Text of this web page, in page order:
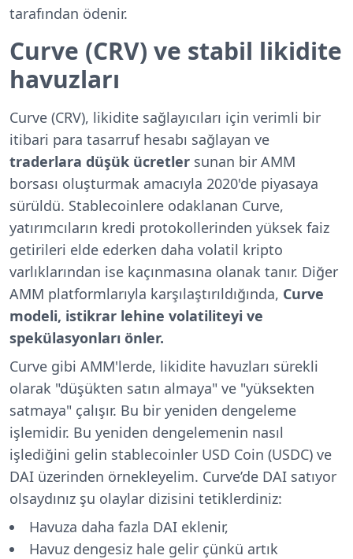
tarafından ödenir.
Curve (CRV) ve stabil likidite
havuzları
Curve (CRV), likidite sağlayıcıları için verimli bir
itibari para tasarruf hesabı sağlayan ve
traderlara düşük ücretler sunan bir AMM
borsası oluşturmak amacıyla 2020'de piyasaya
sürüldü. Stablecoinlere odaklanan Curve,
yatırımcıların kredi protokollerinden yüksek faiz
getirileri elde ederken daha volatil kripto
varlıklarından ise kaçınmasına olanak tanır. Diğer
AMM platformlarıyla karşılaştırıldığında, Curve
modeli, istikrar lehine volatiliteyi ve
spekülasyonları önler.
Curve gibi AMM'lerde, likidite havuzları sürekli
olarak "düşükten satın almaya" ve "yüksekten
satmaya" çalışır. Bu bir yeniden dengeleme
işlemidir. Bu yeniden dengelemenin nasıl
işlediğini gelin stablecoinler USD Coin (USDC) ve
DAI üzerinden örnekleyelim. Curve’de DAI satıyor
olsaydınız şu olaylar dizisini tetiklerdiniz:
Havuza daha fazla DAI eklenir,
Havuz dengesiz hale gelir çünkü artık